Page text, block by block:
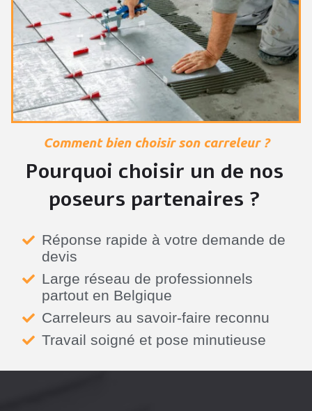
Comment bien choisir son carreleur ?
Pourquoi choisir un de nos
poseurs partenaires ?
Réponse rapide à votre demande de
devis
Large réseau de professionnels
partout en Belgique
Carreleurs au savoir-faire reconnu
Travail soigné et pose minutieuse